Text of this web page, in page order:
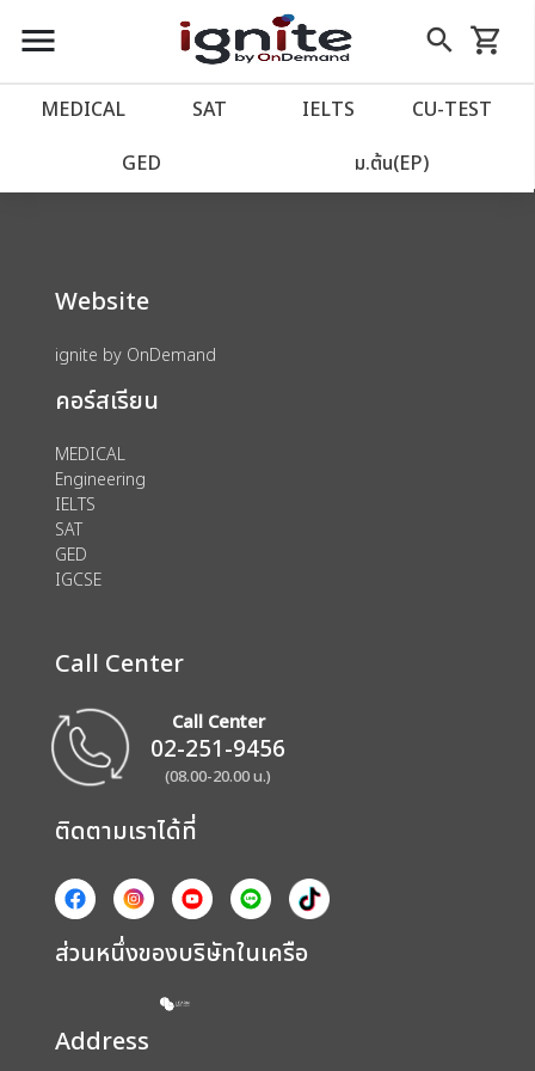
close
account_balance หน้าแรก
เว็บไซต์อิกไนท์
import_contacts วางแผนการเรียน
account_circle เข้าสู่ระบบ
assignment ลงทะเบียน
menu search
Skip
to
shopping_cart
รถเข็น
MEDICAL SAT IELTS CU‑TEST
GED ม.ต้น(EP)
We could not find anything for 80000875
Website
ignite by OnDemand
คอร์สเรียน
MEDICAL
Engineering
IELTS
SAT
GED
IGCSE
Call Center
Call Center
02-251-9456
(08.00-20.00 น.)
ติดตามเราได้ที่
ส่วนหนึ่งของบริษัทในเครือ
Address